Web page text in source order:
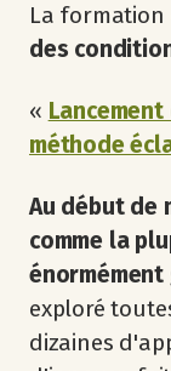
La formation
des
«
méthode
Au début de
comme la
énormément
exploré
dizaines